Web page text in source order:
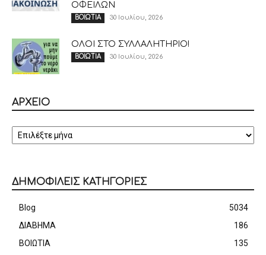
ΟΦΕΙΛΩΝ
ΒΟΙΩΤΙΑ 30 Ιουλίου, 2026
ΟΛΟΙ ΣΤΟ ΣΥΛΛΑΛΗΤΗΡΙΟ!
ΒΟΙΩΤΙΑ 30 Ιουλίου, 2026
ΑΡΧΕΙΟ
ΔΗΜΟΦΙΛΕΙΣ ΚΑΤΗΓΟΡΙΕΣ
Blog
5034
ΔΙΑΒΗΜΑ
186
ΒΟΙΩΤΙΑ
135